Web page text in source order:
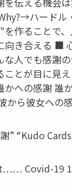
ハードル
を作ることで
向き合える ■
な人でも感謝
ことが目に見
かへの感謝 誰
から彼女への
” “Kudo
Covid-19